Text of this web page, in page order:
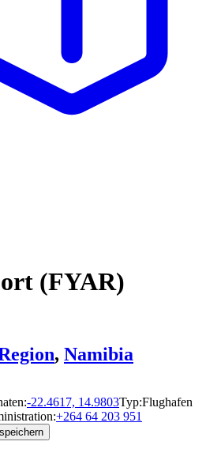
(FYAR)
, Namibia
-22.4617, 14.9803Typ:Flughafen
+264 64 203 951